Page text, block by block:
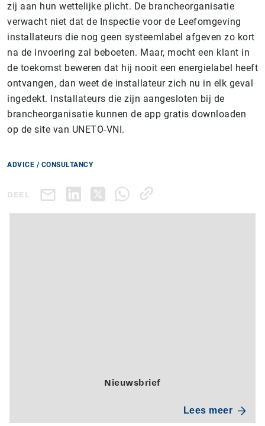
zij aan hun wettelijke plicht. De brancheorganisatie
verwacht niet dat de Inspectie voor de Leefomgeving
installateurs die nog geen systeemlabel afgeven zo kort
na de invoering zal beboeten. Maar, mocht een klant in
de toekomst beweren dat hij nooit een energielabel heeft
ontvangen, dan weet de installateur zich nu in elk geval
ingedekt. Installateurs die zijn aangesloten bij de
brancheorganisatie kunnen de app gratis downloaden
op de site van UNETO-VNI.
ADVICE / CONSULTANCY
DEEL
Nieuwsbrief
Lees meer